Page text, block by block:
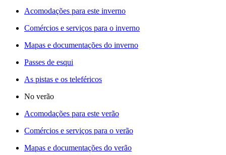
Acomodações para este inverno
Comércios e serviços para o inverno
Mapas e documentações do inverno
Passes de esqui
As pistas e os teleféricos
No verão
Acomodações para este verão
Comércios e serviços para o verão
Mapas e documentações do verão